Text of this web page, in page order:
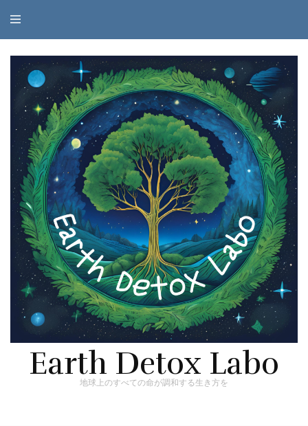
Earth Detox Labo
地球上のすべての命が調和する生き方を